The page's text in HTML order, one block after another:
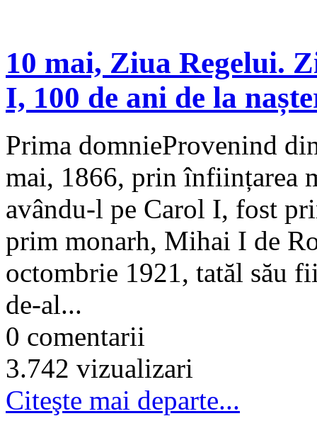
10 mai, Ziua Regelui.
I, 100 de ani de la
Prima domnieProvenind
mai, 1866, prin înființarea
avându-l pe Carol I, fost
prim monarh, Mihai I de
octombrie 1921, tatăl său
de-al...
0 comentarii
3.742 vizualizari
Citeşte mai departe...